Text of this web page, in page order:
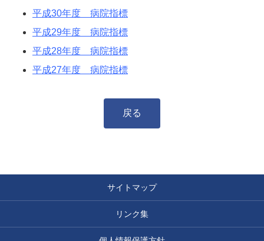
平成30年度 病院指標
平成29年度 病院指標
平成28年度 病院指標
平成27年度 病院指標
戻る
サイトマップ
リンク集